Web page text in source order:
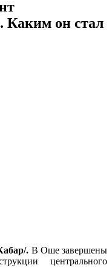
Каким он стал
. В Оше завершены
центрального